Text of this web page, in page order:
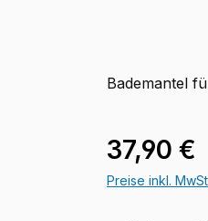
Bademantel
Regulärer Preis:
37,90 €
Preise inkl.